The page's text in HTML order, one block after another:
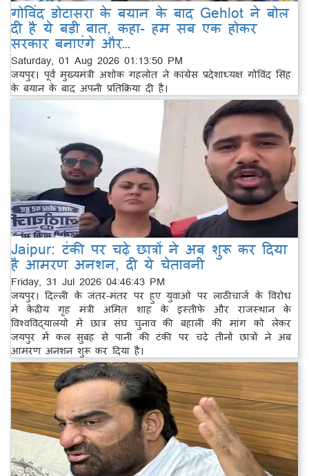
गोविंद डोटासरा के बयान के बाद Gehlot ने बोल
दी है ये बड़ी बात, कहा- हम सब एक होकर
सरकार बनाएंगे और…
Saturday, 01 Aug 2026 01:13:50 PM
जयपुर। पूर्व मुख्यमंत्री अशोक गहलोत ने कांग्रेस प्रदेशाध्यक्ष गोविंद सिंह
के बयान के बाद अपनी प्रतिक्रिया दी है।
Jaipur: टंकी पर चढ़े छात्रों ने अब शुरू कर दिया
है आमरण अनशन, दी ये चेतावनी
Friday, 31 Jul 2026 04:46:43 PM
जयपुर। दिल्ली के जंतर-मंतर पर हुए युवाओं पर लाठीचार्ज के विरोध
में केंद्रीय गृह मंत्री अमित शाह के इस्तीफे और राजस्थान के
विश्वविद्यालयों में छात्र संघ चुनाव की बहाली की मांग को लेकर
जयपुर में कल सुबह से पानी की टंकी पर चढ़े तीनों छात्रों ने अब
आमरण अनशन शुरू कर दिया है।